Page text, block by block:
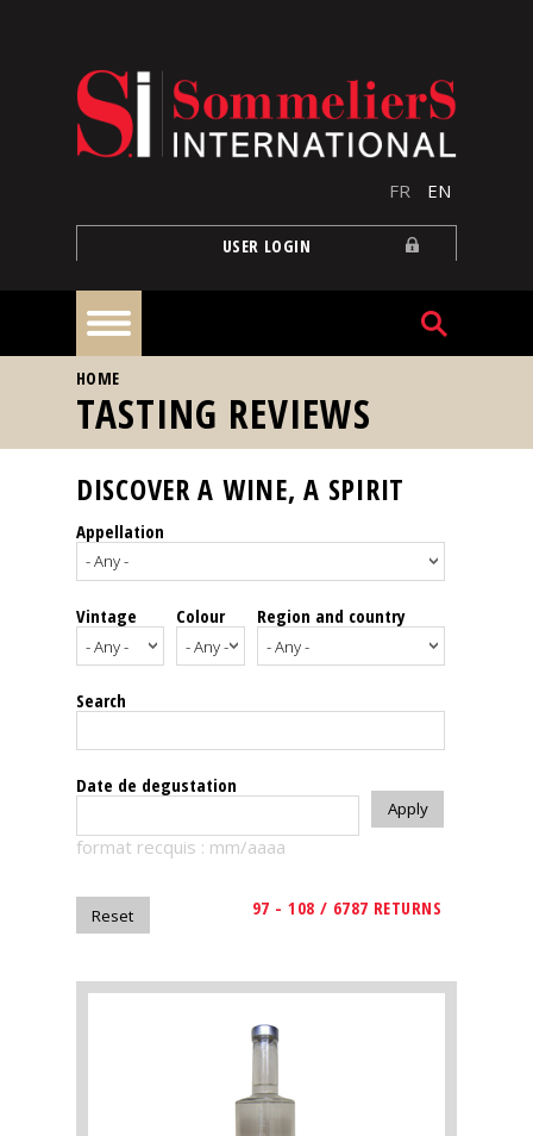
FR EN
USER LOGIN
Home
Our
events
Spirits
Tasting
reviews
The
magazine
Magazine
YOU ARE HERE
HOME
TASTING REVIEWS
DISCOVER A WINE, A SPIRIT
Appellation
Vintage Colour Region and country
Search
Date de degustation
format recquis : mm/aaaa
97 - 108 / 6787 RETURNS